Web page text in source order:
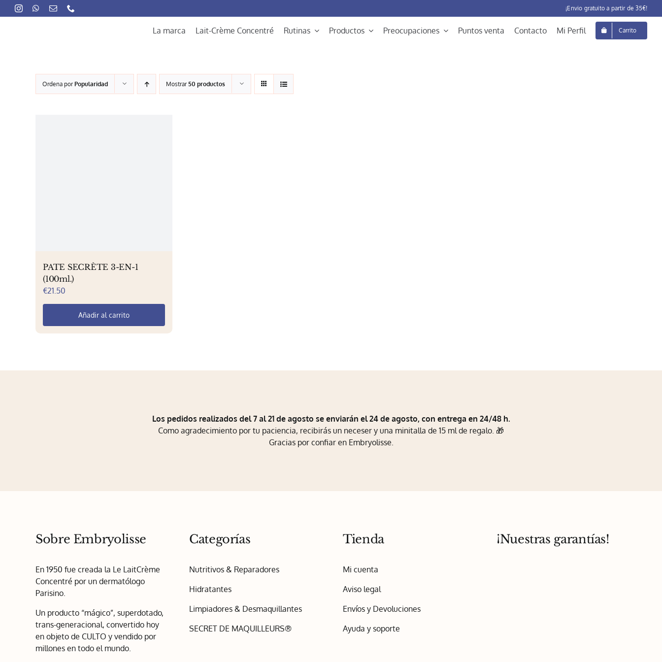
to
¡Envio gratuito a partir de 35€!
La marca Lait-Crème Concentré Rutinas Productos Preocupaciones Puntos venta Contacto Mi Perfil Carrito
Ordena porPopularidad Mostrar 50 productos
PATE SECRÈTE 3-EN-1
(100ml.)
€21.50
Añadir al carrito
Los pedidos realizados del 7 al 21 de agosto se enviarán el 24 de agosto, con entrega en 24/48 h.
Como agradecimiento por tu paciencia, recibirás un neceser y una minitalla de 15 ml de regalo. 🎁
Gracias por confiar en Embryolisse.
Sobre Embryolisse
En 1950 fue creada la Le LaitCrème
Concentré por un dermatólogo
Parisino.
Un producto “mágico”, superdotado,
trans-generacional, convertido hoy
en objeto de CULTO y vendido por
millones en todo el mundo.
Categorías
Nutritivos & Reparadores
Hidratantes
Limpiadores & Desmaquillantes
SECRET DE MAQUILLEURS®
Tienda
Mi cuenta
Aviso legal
Envíos y Devoluciones
Ayuda y soporte
¡Nuestras garantías!